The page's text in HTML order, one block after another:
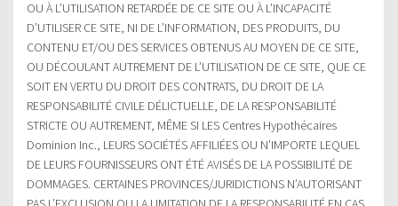
OU À L’UTILISATION RETARDÉE DE CE SITE OU À L’INCAPACITÉ
D’UTILISER CE SITE, NI DE L’INFORMATION, DES PRODUITS, DU
CONTENU ET/OU DES SERVICES OBTENUS AU MOYEN DE CE SITE,
OU DÉCOULANT AUTREMENT DE L’UTILISATION DE CE SITE, QUE CE
SOIT EN VERTU DU DROIT DES CONTRATS, DU DROIT DE LA
RESPONSABILITÉ CIVILE DÉLICTUELLE, DE LA RESPONSABILITÉ
STRICTE OU AUTREMENT, MÊME SI LES Centres Hypothécaires
Dominion Inc., LEURS SOCIÉTÉS AFFILIÉES OU N’IMPORTE LEQUEL
DE LEURS FOURNISSEURS ONT ÉTÉ AVISÉS DE LA POSSIBILITÉ DE
DOMMAGES. CERTAINES PROVINCES/JURIDICTIONS N’AUTORISANT